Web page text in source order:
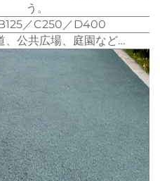
う。
／C250／D400
、公共広場、庭園など…